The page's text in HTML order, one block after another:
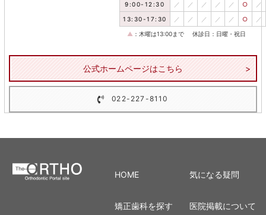
9:00-12:30 ／ ／ ／ ／ ／ ○ ／
13:30-17:30 ／ ／ ／ ／ ／ ○ ／
▲ ：木曜は13:00まで 休診日：日曜・祝日
公式ホームページはこちら
022-227-8110
HOME
矯正歯科を探す
気になる疑問
医院掲載について